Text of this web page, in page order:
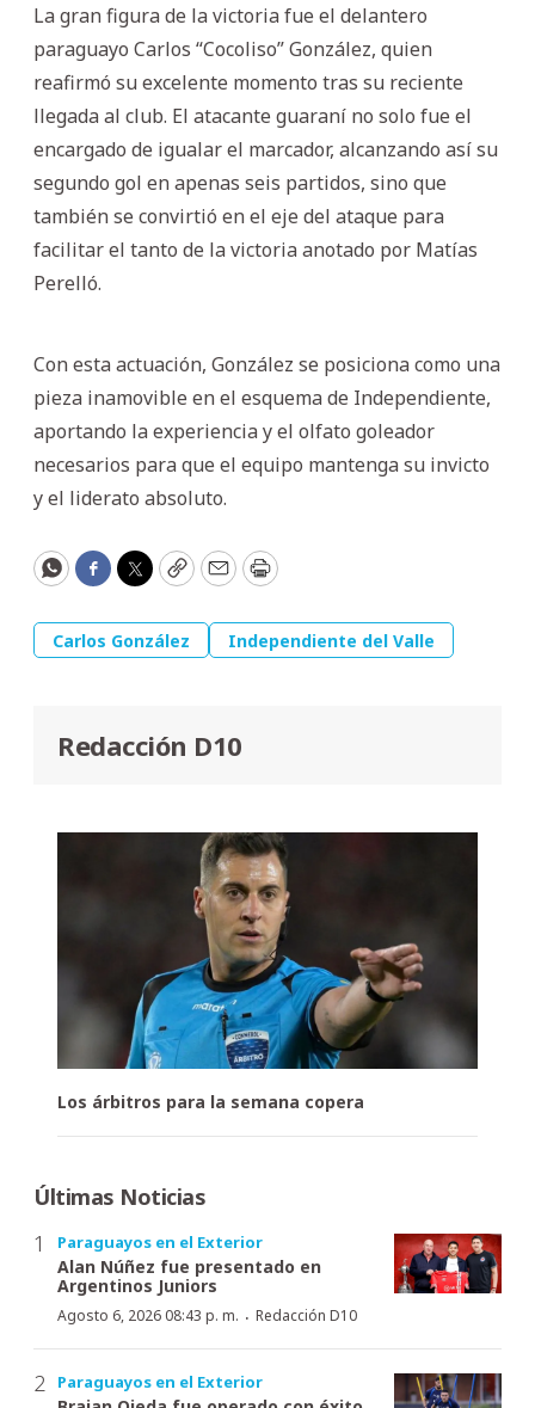
La gran figura de la victoria fue el delantero
paraguayo Carlos “Cocoliso” González, quien
reafirmó su excelente momento tras su reciente
llegada al club. El atacante guaraní no solo fue el
encargado de igualar el marcador, alcanzando así su
segundo gol en apenas seis partidos, sino que
también se convirtió en el eje del ataque para
facilitar el tanto de la victoria anotado por Matías
Perelló.
Con esta actuación, González se posiciona como una
pieza inamovible en el esquema de Independiente,
aportando la experiencia y el olfato goleador
necesarios para que el equipo mantenga su invicto
y el liderato absoluto.
WhatsApp
Facebook
Twitter
CopyEmailPrint
Carlos González Independiente del Valle
Redacción D10
Los árbitros para la semana copera
Últimas Noticias
Paraguayos en el Exterior
Alan Núñez fue presentado en
Argentinos Juniors
Agosto 6, 2026 08:43 p. m. · Redacción D10
Paraguayos en el Exterior